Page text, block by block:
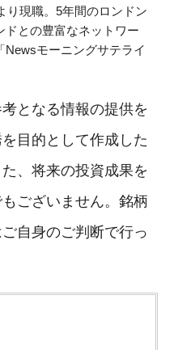
り現職。5年間のロンドン
との豊富なネットワー
Newsモーニングサテライ
となる情報の提供を
目的として作成した
、将来の投資成果を
ございません。銘柄
自身のご判断で行っ